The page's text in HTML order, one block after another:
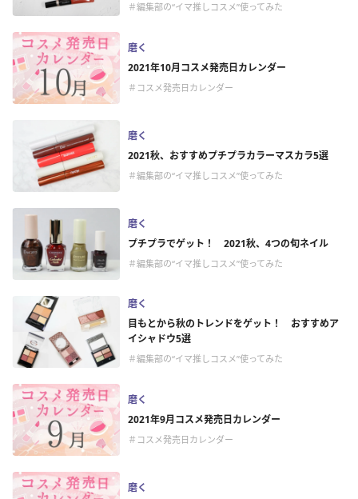
＃編集部の“イマ推しコスメ”使ってみた
磨く
2021年10月コスメ発売日カレンダー
＃コスメ発売日カレンダー
磨く
2021秋、おすすめプチプラカラーマスカラ5選
＃編集部の“イマ推しコスメ”使ってみた
磨く
プチプラでゲット！ 2021秋、4つの旬ネイル
＃編集部の“イマ推しコスメ”使ってみた
磨く
目もとから秋のトレンドをゲット！ おすすめア
イシャドウ5選
＃編集部の“イマ推しコスメ”使ってみた
磨く
2021年9月コスメ発売日カレンダー
＃コスメ発売日カレンダー
磨く